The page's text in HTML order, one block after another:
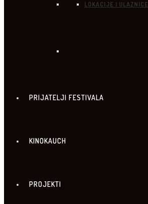
LOKACIJE I ULAZNICE
PRIJATELJI FESTIVALA
KINOKAUCH
PROJEKTI